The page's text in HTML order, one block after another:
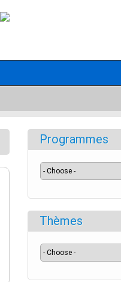
Programmes
Thèmes